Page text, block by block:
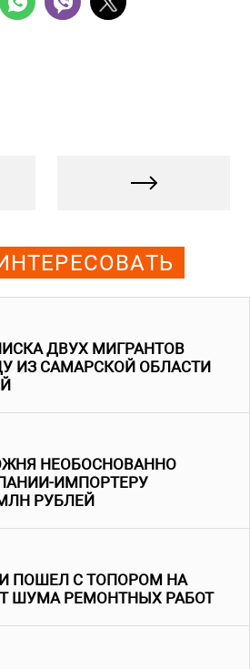
ДВУХ МИГРАНТОВ
ИЗ САМАРСКОЙ ОБЛАСТИ
НЕОБОСНОВАННО
ИМПОРТЕРУ
РУБЛЕЙ
ПОШЕЛ С ТОПОРОМ НА
ШУМА РЕМОНТНЫХ РАБОТ